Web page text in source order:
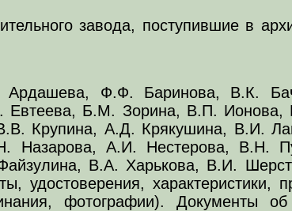
завода, поступившие в
Ф.Ф. Баринова, В.К.
Б.М. Зорина, В.П. Ионова,
Крупина, А.Д. Крякушина, В.И.
Назарова, А.И. Нестерова, В.Н.
В.А. Харькова, В.И.
характеристики,
фотографии). Документы